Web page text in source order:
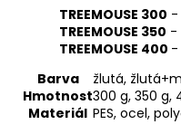
TREEMOUSE 300 -
TREEMOUSE 350 -
TREEMOUSE 400 -
Barva
žlutá,
Hmotnost300 g, 350 g,
Materiál PES, ocel,